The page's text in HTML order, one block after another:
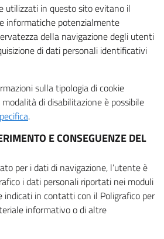
utilizzati in questo sito evitano il
informatiche potenzialmente
della navigazione degli utenti
di dati personali identificativi
sulla tipologia di cookie
di disabilitazione è possibile
.
E CONSEGUENZE DEL
per i dati di navigazione, l’utente è
i dati personali riportati nei moduli
indicati in contatti con il Poligrafico per
informativo o di altre